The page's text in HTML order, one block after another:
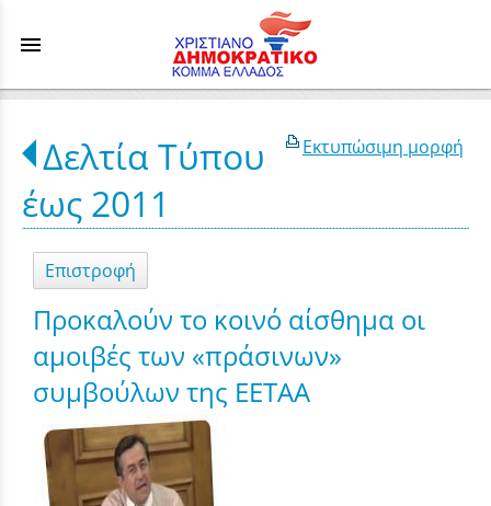
menu
Εκτυπώσιμη μορφή
Δελτία Τύπου
έως 2011
Επιστροφή
Προκαλούν το κοινό αίσθημα οι
αμοιβές των «πράσινων»
συμβούλων της ΕΕΤΑΑ